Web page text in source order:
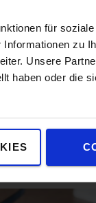
für
zu
Unsere
haben oder die